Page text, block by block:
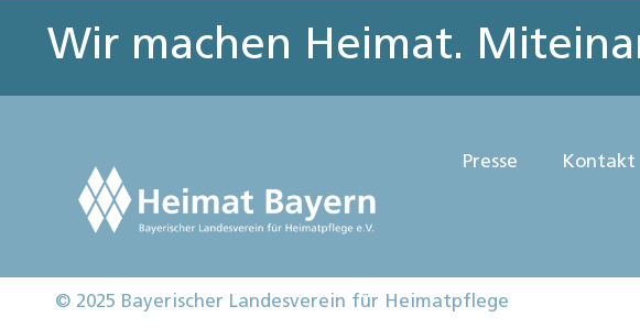
Wir machen Heimat.
Presse Kontakt
© 2025 Bayerischer Landesverein für Heimatpflege